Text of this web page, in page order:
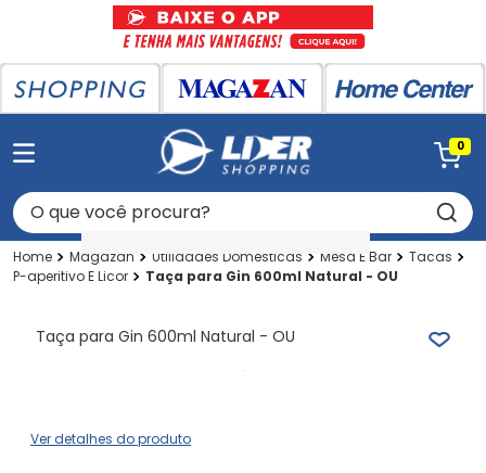
0
O que você procura?
Magazan Utilidades Domesticas Mesa E Bar
Tacas
P-aperitivo E Licor
Taça para Gin 600ml Natural - OU
Taça para Gin 600ml Natural - OU
Ver detalhes do produto